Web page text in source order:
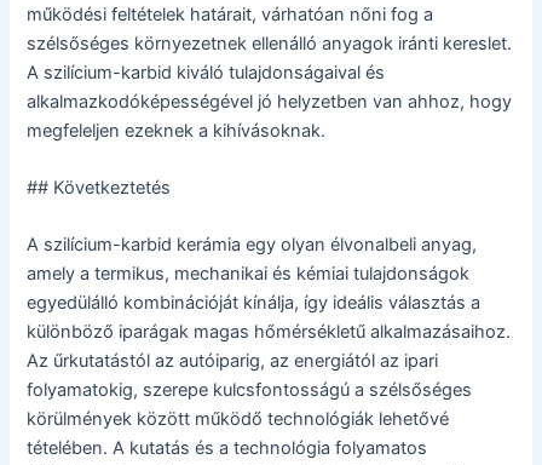
működési feltételek határait, várhatóan nőni fog a
szélsőséges környezetnek ellenálló anyagok iránti kereslet.
A szilícium-karbid kiváló tulajdonságaival és
alkalmazkodóképességével jó helyzetben van ahhoz, hogy
megfeleljen ezeknek a kihívásoknak.
## Következtetés
A szilícium-karbid kerámia egy olyan élvonalbeli anyag,
amely a termikus, mechanikai és kémiai tulajdonságok
egyedülálló kombinációját kínálja, így ideális választás a
különböző iparágak magas hőmérsékletű alkalmazásaihoz.
Az űrkutatástól az autóiparig, az energiától az ipari
folyamatokig, szerepe kulcsfontosságú a szélsőséges
körülmények között működő technológiák lehetővé
tételében. A kutatás és a technológia folyamatos